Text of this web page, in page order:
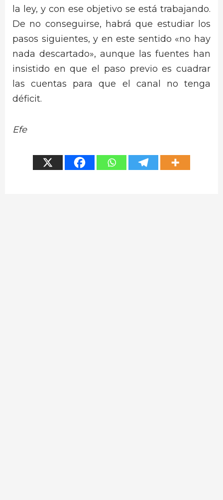
la ley, y con ese objetivo se está trabajando.
De no conseguirse, habrá que estudiar los
pasos siguientes, y en este sentido «no hay
nada descartado», aunque las fuentes han
insistido en que el paso previo es cuadrar
las cuentas para que el canal no tenga
déficit.
Efe